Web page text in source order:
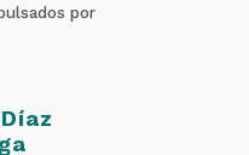
por